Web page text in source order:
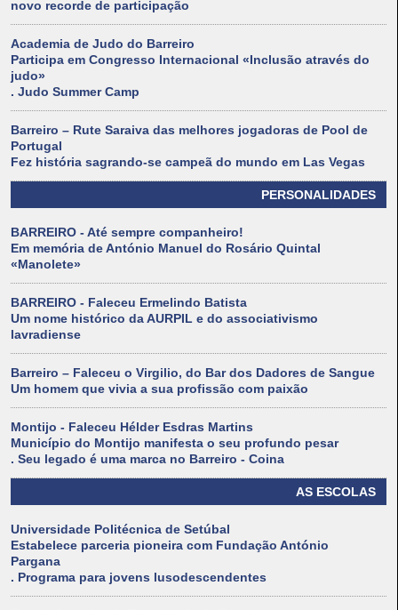
novo recorde de participação
Academia de Judo do Barreiro
Participa em Congresso Internacional «Inclusão através do
judo»
. Judo Summer Camp
Barreiro – Rute Saraiva das melhores jogadoras de Pool de
Portugal
Fez história sagrando-se campeã do mundo em Las Vegas
PERSONALIDADES
BARREIRO - Até sempre companheiro!
Em memória de António Manuel do Rosário Quintal
«Manolete»
BARREIRO - Faleceu Ermelindo Batista
Um nome histórico da AURPIL e do associativismo
lavradiense
Barreiro – Faleceu o Virgilio, do Bar dos Dadores de Sangue
Um homem que vivia a sua profissão com paixão
Montijo - Faleceu Hélder Esdras Martins
Município do Montijo manifesta o seu profundo pesar
. Seu legado é uma marca no Barreiro - Coina
AS ESCOLAS
Universidade Politécnica de Setúbal
Estabelece parceria pioneira com Fundação António
Pargana
. Programa para jovens lusodescendentes